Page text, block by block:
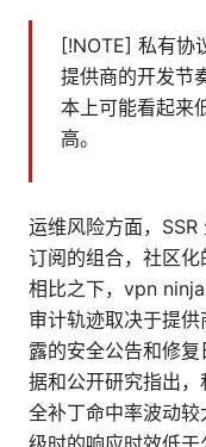
[!NOTE] 私有协
提供商的开发节
本上可能看起来
高。
运维风险方面，
订阅的组合，社区化
相比之下，vpn
审计轨迹取决于提
露的安全公告和修
据和公开研究指出
全补丁命中率波动